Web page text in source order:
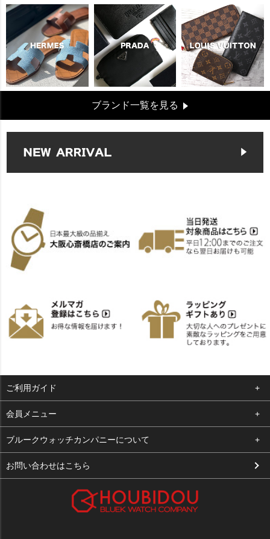
ブランド一覧を見る
ご利用ガイド
よくある質問
支払い・送料
お客様の声
会員メニュー
ログイン
お気に入り
ブルークウォッチカンパニーについて
会社概要
お問い合わせはこちら